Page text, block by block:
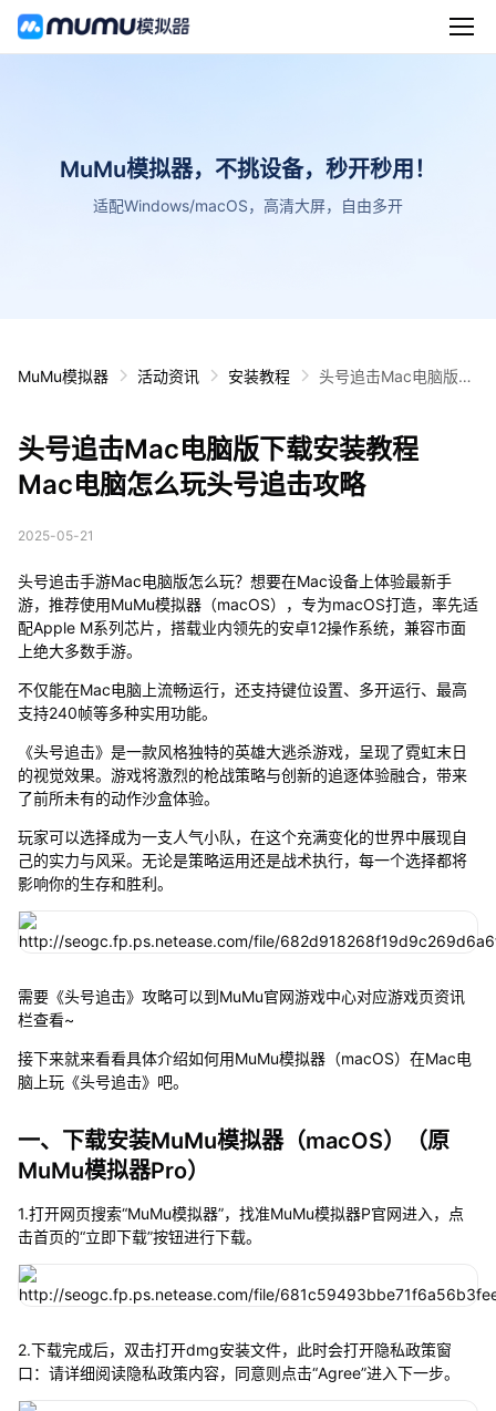
MuMu模拟器，不挑设备，秒开秒用！
适配Windows/macOS，高清大屏，自由多开
MuMu模拟器 活动资讯 安装教程
头号追击Mac电脑版下
头号追击Mac电脑版下载安装教程
Mac电脑怎么玩头号追击攻略
2025-05-21
头号追击手游Mac电脑版怎么玩？想要在Mac设备上体验最新手
游，推荐使用MuMu模拟器（macOS），专为macOS打造，率先适
配Apple M系列芯片，搭载业内领先的安卓12操作系统，兼容市面
上绝大多数手游。
不仅能在Mac电脑上流畅运行，还支持键位设置、多开运行、最高
支持240帧等多种实用功能。
《头号追击》是一款风格独特的英雄大逃杀游戏，呈现了霓虹末日
的视觉效果。游戏将激烈的枪战策略与创新的追逐体验融合，带来
了前所未有的动作沙盒体验。
玩家可以选择成为一支人气小队，在这个充满变化的世界中展现自
己的实力与风采。无论是策略运用还是战术执行，每一个选择都将
影响你的生存和胜利。
需要《头号追击》攻略可以到MuMu官网游戏中心对应游戏页资讯
栏查看~
接下来就来看看具体介绍如何用MuMu模拟器（macOS）在Mac电
脑上玩《头号追击》吧。
一、下载安装MuMu模拟器（macOS）（原
MuMu模拟器Pro）
1.打开网页搜索“MuMu模拟器”，找准MuMu模拟器P官网进入，点
击首页的“立即下载”按钮进行下载。
2.下载完成后，双击打开dmg安装文件，此时会打开隐私政策窗
口：请详细阅读隐私政策内容，同意则点击“Agree”进入下一步。